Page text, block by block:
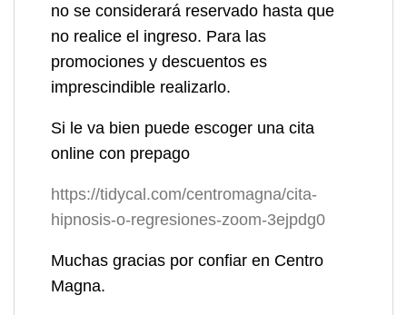
no se considerará reservado hasta que
no realice el ingreso. Para las
promociones y descuentos es
imprescindible realizarlo.
Si le va bien puede escoger una cita
online con prepago
https://tidycal.com/centromagna/cita-
hipnosis-o-regresiones-zoom-3ejpdg0
Muchas gracias por confiar en Centro
Magna.